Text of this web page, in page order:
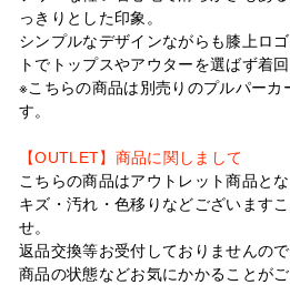
っきりとした印象。
シンプルなデザインながらも膝上ロ
トでトップスやアウターを選ばず着
※こちらの商品は別売りのプルパーカ
す。
【OUTLET】商品に関しまして
こちらの商品はアウトレット商品と
キズ・汚れ・色移りなどございます
せ。
返品交換等お受付しておりませんので
商品の状態などお気にかかることが